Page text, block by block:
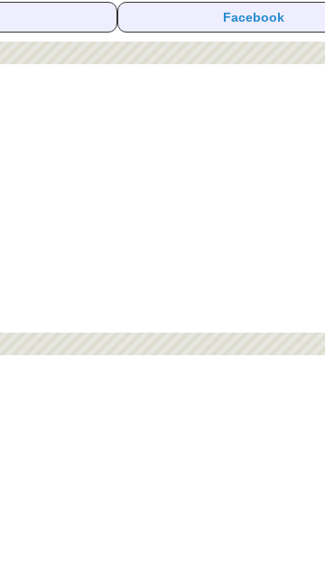
Facebook